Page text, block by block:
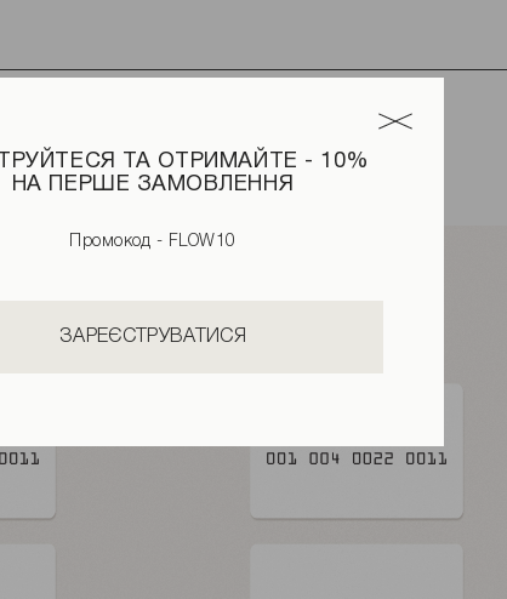
ТА ОТРИМАЙТЕ - 10%
НА ПЕРШЕ ЗАМОВЛЕННЯ
Промокод - FLOW10
ЗАРЕЄСТРУВАТИСЯ